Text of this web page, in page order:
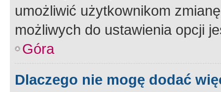
umożliwić użytkownikom
możliwych do ustawienia opcji
Góra
Dlaczego nie mogę dodać